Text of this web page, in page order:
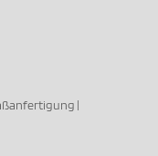
|